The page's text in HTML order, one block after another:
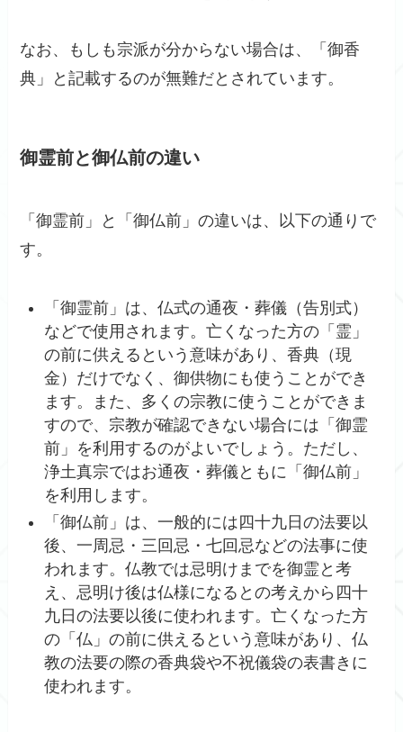
なお、もしも宗派が分からない場合は、「御香
典」と記載するのが無難だとされています。
御霊前と御仏前の違い
「御霊前」と「御仏前」の違いは、以下の通りで
す。
「御霊前」は、仏式の通夜・葬儀（告別式）
などで使用されます。亡くなった方の「霊」
の前に供えるという意味があり、香典（現
金）だけでなく、御供物にも使うことができ
ます。また、多くの宗教に使うことができま
すので、宗教が確認できない場合には「御霊
前」を利用するのがよいでしょう。ただし、
浄土真宗ではお通夜・葬儀ともに「御仏前」
を利用します。
「御仏前」は、一般的には四十九日の法要以
後、一周忌・三回忌・七回忌などの法事に使
われます。仏教では忌明けまでを御霊と考
え、忌明け後は仏様になるとの考えから四十
九日の法要以後に使われます。亡くなった方
の「仏」の前に供えるという意味があり、仏
教の法要の際の香典袋や不祝儀袋の表書きに
使われます。